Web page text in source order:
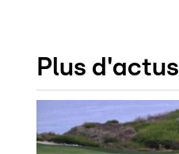
Plus d'actus